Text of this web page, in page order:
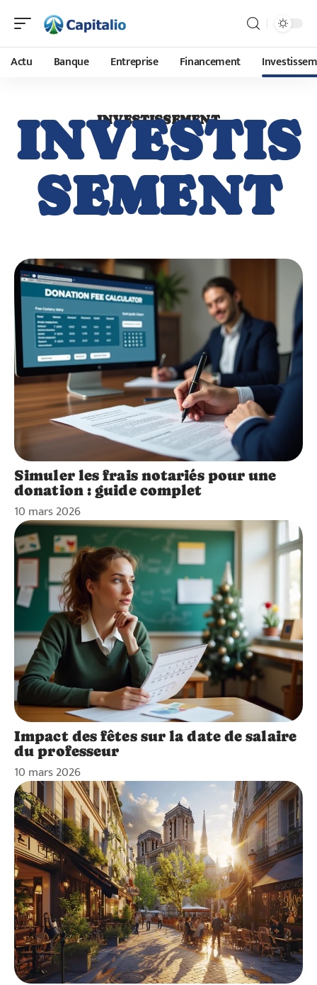
Actu Banque Entreprise Financement
INVESTISSEMENT
INVESTIS
SEMENT
Simuler les frais notariés pour une
donation : guide complet
10 mars 2026
Impact des fêtes sur la date de salaire
du professeur
10 mars 2026